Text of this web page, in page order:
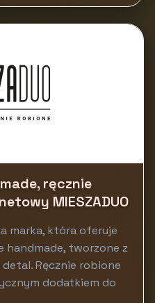
ręcznie
MIESZADUO
marka, która oferuje
handmade, tworzone z
Ręcznie robione
dodatkiem do